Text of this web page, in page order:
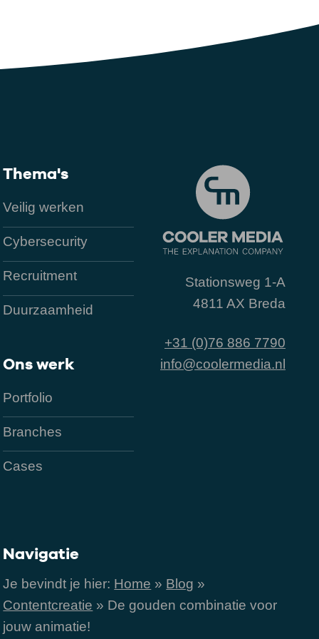
Thema's
Veilig werken
Cybersecurity
Recruitment
Duurzaamheid
Ons werk
Portfolio
Branches
Cases
Stationsweg 1-A
4811 AX Breda
+31 (0)76 886 7790
info@coolermedia.nl
Navigatie
Je bevindt je hier: Home » Blog »
Contentcreatie » De gouden combinatie voor
jouw animatie!